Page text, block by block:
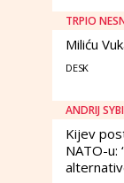
TRPIO
Miliću
DESK
ANDRIJ
Kijev
NATO-u: